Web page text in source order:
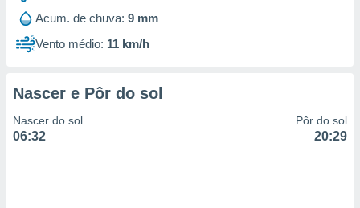
Acum. de chuva: 9 mm
Vento médio: 11 km/h
Nascer e Pôr do sol
Nascer do sol
06:32
Pôr do sol
20:29